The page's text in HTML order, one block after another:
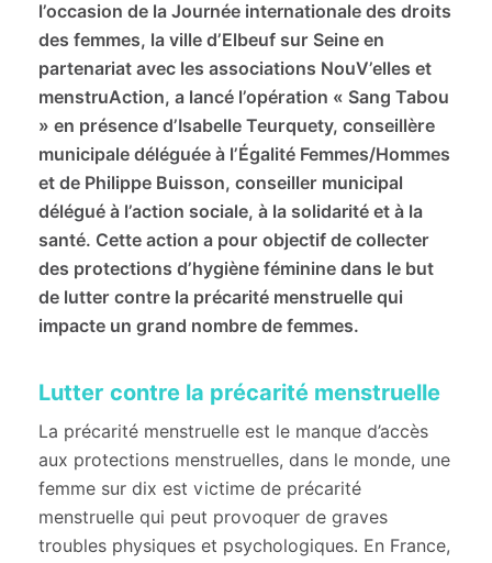
l’occasion de la Journée internationale des droits
des femmes, la ville d’Elbeuf sur Seine en
partenariat avec les associations NouV’elles et
menstruAction, a lancé l’opération « Sang Tabou
» en présence d’Isabelle Teurquety, conseillère
municipale déléguée à l’Égalité Femmes/Hommes
et de Philippe Buisson, conseiller municipal
délégué à l’action sociale, à la solidarité et à la
santé. Cette action a pour objectif de collecter
des protections d’hygiène féminine dans le but
de lutter contre la précarité menstruelle qui
impacte un grand nombre de femmes.
Lutter contre la précarité menstruelle
La précarité menstruelle est le manque d’accès
aux protections menstruelles, dans le monde, une
femme sur dix est victime de précarité
menstruelle qui peut provoquer de graves
troubles physiques et psychologiques. En France,